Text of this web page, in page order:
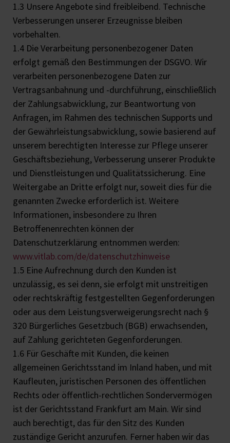
1.3 Unsere Angebote sind freibleibend. Technische
Verbesserungen unserer Erzeugnisse bleiben
vorbehalten.
1.4 Die Verarbeitung personenbezogener Daten
erfolgt gemäß den Bestimmungen der DSGVO. Wir
verarbeiten personenbezogene Daten zur
Vertragsanbahnung und -durchführung, einschließlich
der Zahlungsabwicklung, zur Beantwortung von
Anfragen, im Rahmen des technischen Supports und
der Gewährleistungsabwicklung, sowie basierend auf
unserem berechtigten Interesse zur Pflege unserer
Geschäftsbeziehung, Verbesserung unserer Produkte
und Dienstleistungen und Qualitätssicherung. Eine
Weitergabe an Dritte erfolgt nur, soweit dies für die
genannten Zwecke erforderlich ist. Weitere
Informationen, insbesondere zu Ihren
Betroffenenrechten können der
Datenschutzerklärung entnommen werden:
www.vitlab.com/de/datenschutzhinweise
1.5 Eine Aufrechnung durch den Kunden ist
unzulässig, es sei denn, sie erfolgt mit unstreitigen
oder rechtskräftig festgestellten Gegenforderungen
oder aus dem Leistungsverweigerungsrecht nach §
320 Bürgerliches Gesetzbuch (BGB) erwachsenden,
auf Zahlung gerichteten Gegenforderungen.
1.6 Für Geschäfte mit Kunden, die keinen
allgemeinen Gerichtsstand im Inland haben, und mit
Kaufleuten, juristischen Personen des öffentlichen
Rechts oder öffentlich-rechtlichen Sondervermögen
ist der Gerichtsstand Frankfurt am Main. Wir sind
auch berechtigt, das für den Sitz des Kunden
zuständige Gericht anzurufen. Ferner haben wir das